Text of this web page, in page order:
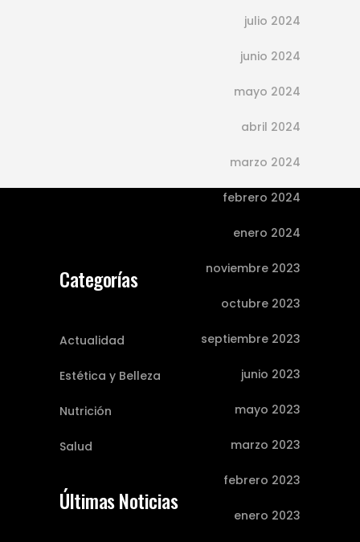
julio 2024
junio 2024
mayo 2024
abril 2024
marzo 2024
febrero 2024
enero 2024
noviembre 2023
octubre 2023
septiembre 2023
junio 2023
mayo 2023
marzo 2023
febrero 2023
enero 2023
Categorías
Actualidad
Estética y Belleza
Nutrición
Salud
Últimas Noticias